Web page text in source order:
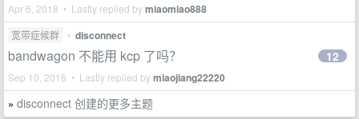
Apr 6, 2018 • Lastly replied bymiaomiao888
宽带症候群 • disconnect
bandwagon 不能用 kcp 了吗？
Sep 10, 2016 • Lastly replied bymiaojiang22220
12
» disconnect 创建的更多主题